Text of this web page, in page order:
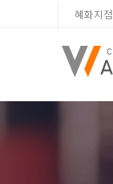
혜화지점